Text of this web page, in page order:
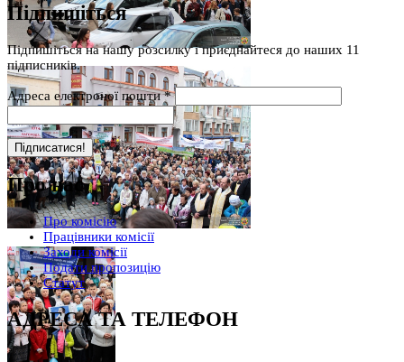
Підпишіться
Підпишіться на нашу розсилку і приєднайтеся до наших 11
підписників.
Адреса електроної пошти*
Про нас
Про комісію
Працівники комісії
Заходи комісії
Подати пропозицію
Статут
АДРЕСА ТА ТЕЛЕФОН